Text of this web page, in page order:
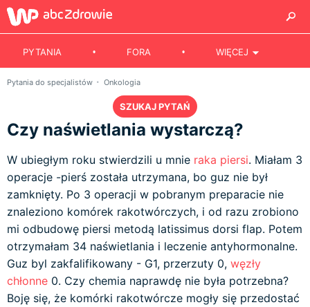
PYTANIA FORA WIĘCEJ
Pytania do specjalistów Onkologia
SZUKAJ PYTAŃ
Czy naświetlania wystarczą?
W ubiegłym roku stwierdzili u mnie raka piersi. Miałam 3
operacje -pierś została utrzymana, bo guz nie był
zamknięty. Po 3 operacji w pobranym preparacie nie
znaleziono komórek rakotwórczych, i od razu zrobiono
mi odbudowę piersi metodą latissimus dorsi flap. Potem
otrzymałam 34 naświetlania i leczenie antyhormonalne.
Guz byl zakfalifikowany - G1, przerzuty 0, węzły
chłonne 0. Czy chemia naprawdę nie była potrzebna?
Boję się, że komórki rakotwórcze mogły się przedostać